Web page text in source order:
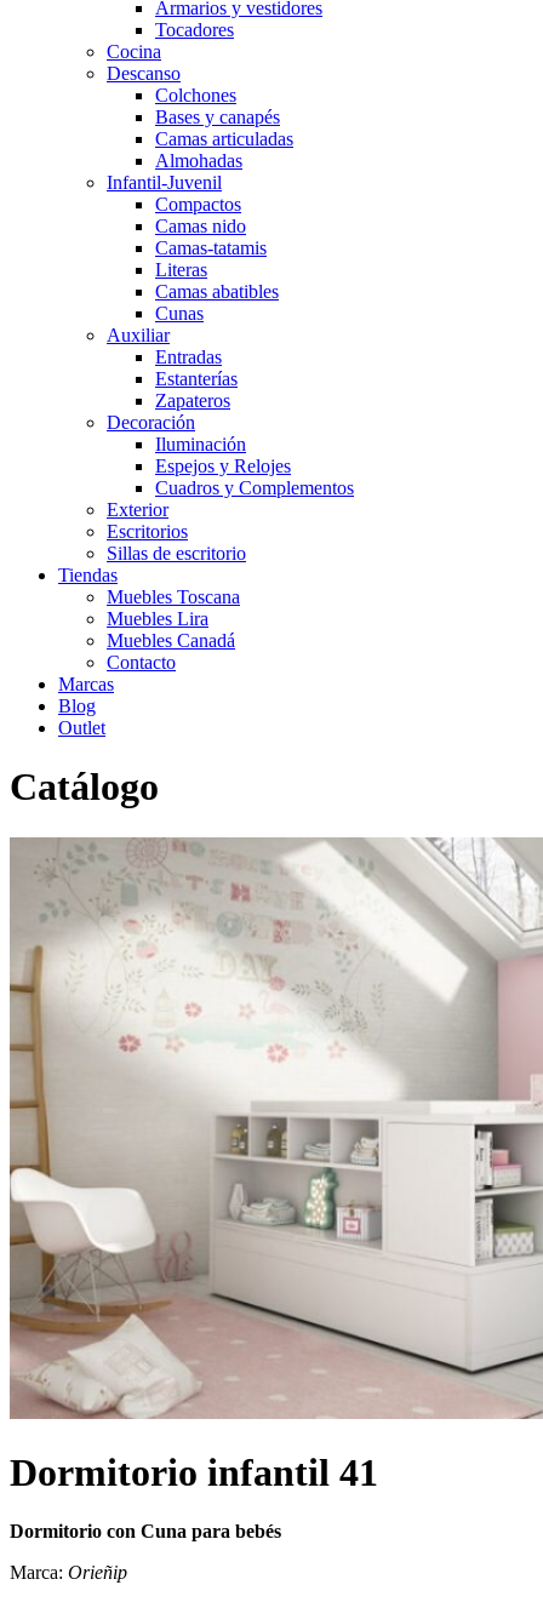
Armarios y vestidores
Tocadores
Cocina
Descanso
Colchones
Bases y canapés
Camas articuladas
Almohadas
Infantil-Juvenil
Compactos
Camas nido
Camas-tatamis
Literas
Camas abatibles
Cunas
Auxiliar
Entradas
Estanterías
Zapateros
Decoración
Iluminación
Espejos y Relojes
Cuadros y Complementos
Exterior
Escritorios
Sillas de escritorio
Tiendas
Muebles Toscana
Muebles Lira
Muebles Canadá
Contacto
Marcas
Blog
Outlet
Catálogo
Catálogo > Infantil-Juvenil >Dormitorio infantil 41
Dormitorio infantil 41
Dormitorio con Cuna para bebés
Marca: Orieñip